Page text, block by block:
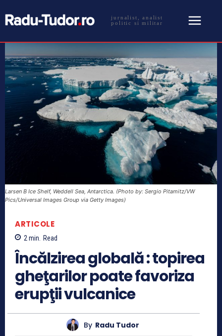
jurnalist, analist
politic si militar
Larsen B Ice Shelf, Weddell Sea, Antarctica. (Photo by: Sergio Pitamitz/VW
Pics/Universal Images Group via Getty Images)
ARTICOLE
2 min. Read
Încălzirea globală : topirea
gheţarilor poate favoriza
erupţii vulcanice
By Radu Tudor